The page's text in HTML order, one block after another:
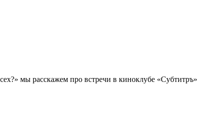
мы расскажем про встречи в киноклубе «Субтитръ»